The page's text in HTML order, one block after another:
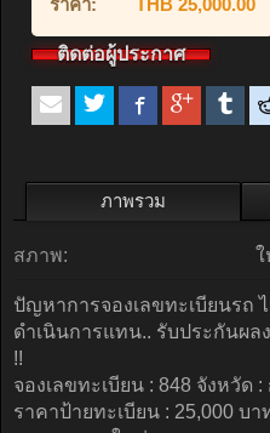
ราคา: THB 25,000.00
ติดต่อผู้ประกาศ
ภาพรวม
สภาพ:
ปัญหาการจองเลขทะเบียนรถ
ดำเนินการแทน.. รับประกันผ
!!
จองเลขทะเบียน : 848 จังหวัด
ราคาป้ายทะเบียน : 25,000 บา